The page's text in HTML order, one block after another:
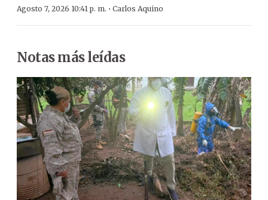
Agosto 7, 2026 10:41 p. m. · Carlos Aquino
Notas más leídas